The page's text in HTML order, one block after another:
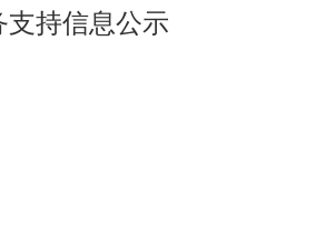
持信息公示